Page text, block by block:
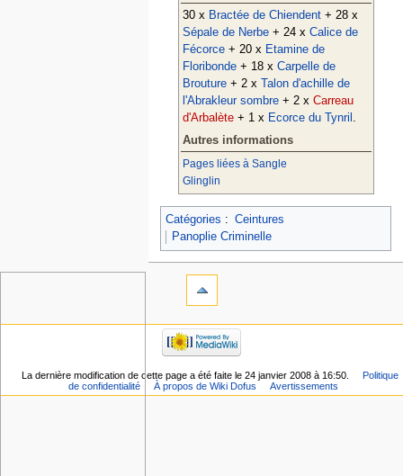
30 x Bractée de Chiendent+ 28 x
Sépale de Nerbe+ 24 x Calice de
Fécorce+ 20 x Etamine de
Floribonde+ 18 x Carpelle de
Brouture+ 2 x
Talon d'achille de
l'Abrakleur sombre+ 2 x Carreau
d'Arbalète+ 1 x Ecorce du Tynril .
Autres informations
Pages liées à Sangle
Glinglin
Catégories : Ceintures
Panoplie Criminelle
La dernière modification de cette page a été faite le 24 janvier 2008 à 16:50.
Politique
de confidentialité
À propos de Wiki Dofus Avertissements